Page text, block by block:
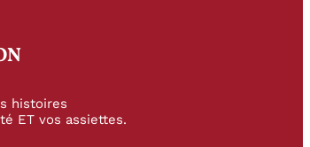
histoires
ET vos assiettes.